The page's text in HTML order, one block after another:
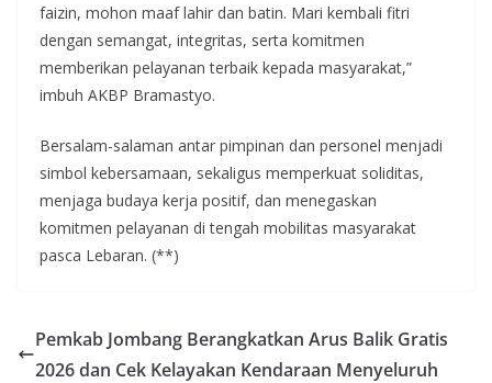
faizin, mohon maaf lahir dan batin. Mari kembali fitri
dengan semangat, integritas, serta komitmen
memberikan pelayanan terbaik kepada masyarakat,”
imbuh AKBP Bramastyo.
Bersalam-salaman antar pimpinan dan personel menjadi
simbol kebersamaan, sekaligus memperkuat soliditas,
menjaga budaya kerja positif, dan menegaskan
komitmen pelayanan di tengah mobilitas masyarakat
pasca Lebaran. (**)
Pemkab Jombang Berangkatkan Arus Balik Gratis
2026 dan Cek Kelayakan Kendaraan Menyeluruh